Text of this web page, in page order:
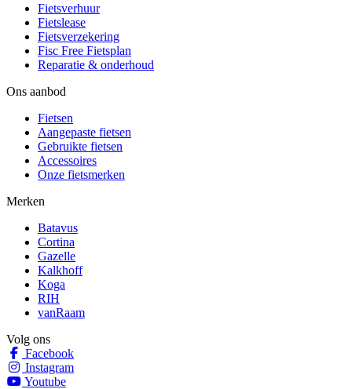
Fietsverhuur
Fietslease
Fietsverzekering
Fisc Free Fietsplan
Reparatie & onderhoud
Ons aanbod
Fietsen
Aangepaste fietsen
Gebruikte fietsen
Accessoires
Onze fietsmerken
Merken
Batavus
Cortina
Gazelle
Kalkhoff
Koga
RIH
vanRaam
Volg ons
Facebook
Instagram
Youtube